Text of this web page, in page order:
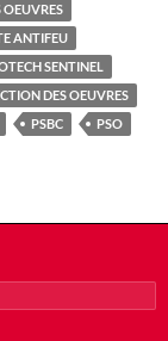
OEUVRES
ANTIFEU
SENTINEL
DES OEUVRES
PSBC
PSO